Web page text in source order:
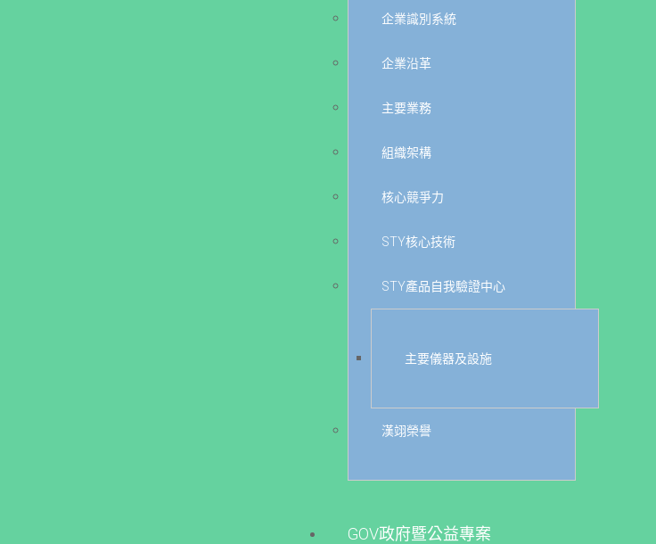
企業識別系統
企業沿革
主要業務
組織架構
核心競爭力
STY核心技術
STY產品自我驗證中心
主要儀器及設施
漢翊榮譽
GOV政府暨公益專案